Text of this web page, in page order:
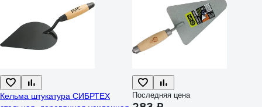
Кельма штукатура СИБРТЕХ
Последняя цена